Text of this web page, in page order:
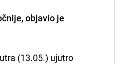
objavio je
(13.05.) ujutro